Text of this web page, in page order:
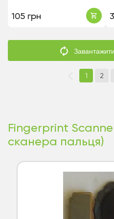
105 грн
1 2
Fingerprint
сканера пальця)